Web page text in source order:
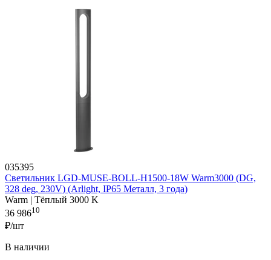
035395
Светильник LGD-MUSE-BOLL-H1500-18W Warm3000 (DG,
328 deg, 230V) (Arlight, IP65 Металл, 3 года)
Warm | Тёплый 3000 K
36 98610
₽/шт
В наличии